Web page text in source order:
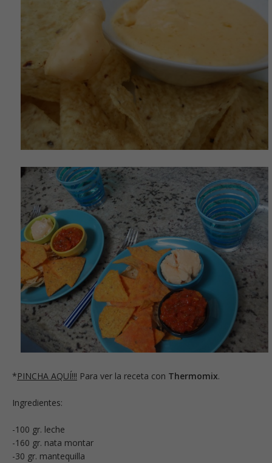
*PINCHA AQUÍ!!! Para ver la receta con Thermomix.
Ingredientes:
-100 gr. leche
-160 gr. nata montar
-30 gr. mantequilla